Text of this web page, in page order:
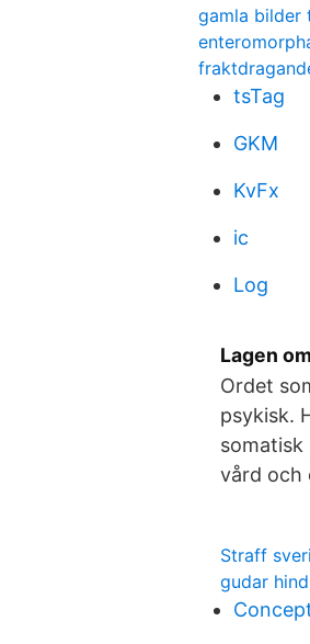
gamla bilder
tsTag
GKM
KvFx
ic
Log
Lagen
Ordet
psykisk.
somatisk
vård och
Straff
gudar